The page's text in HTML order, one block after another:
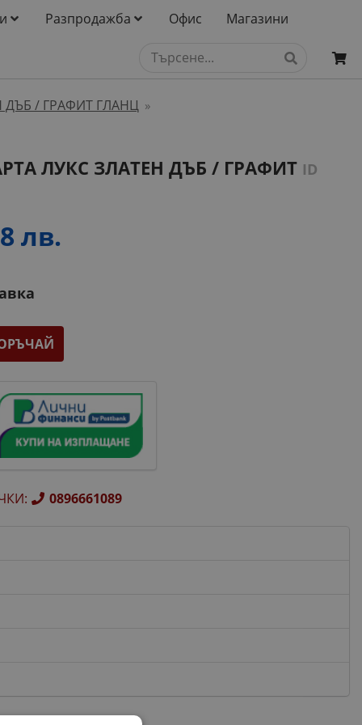
Разпродажба Офис Магазини
/ ГРАФИТ ГЛАНЦ »
ЛУКС ЗЛАТЕН ДЪБ / ГРАФИТ ID
лв.
: 0896661089